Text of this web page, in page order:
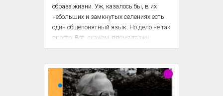
образа жизни. Уж, казалось бы, в их
небольших и замкнутых селениях есть
один общепонятный язык. Но дело не так
просто. Вот, скажем, племя таджу,
населяющее одно из ущелий в Индии.
тишина. Дело в том, что женщины по
древней традиции говорят на одном
языке, а мужчины – на другом.